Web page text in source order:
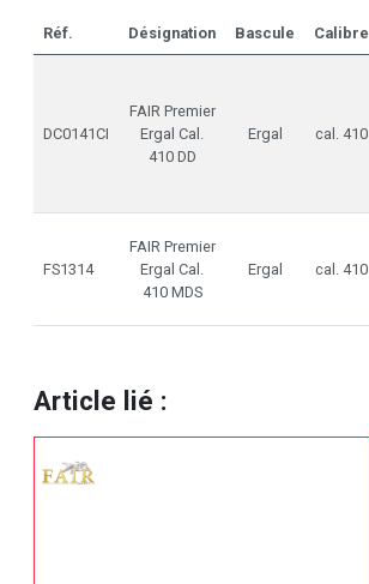
Réf. Désignation Bascule Calibre
DC0141CI
FAIR Premier
Ergal Cal.
410 DD
Ergal cal. 410
FS1314
FAIR Premier
Ergal Cal.
410 MDS
Ergal cal. 410
Article lié :